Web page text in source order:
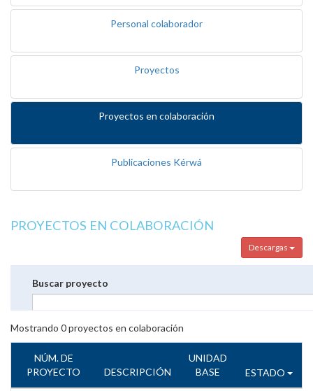
Personal colaborador
Proyectos
Proyectos en colaboración
Publicaciones Kérwá
PROYECTOS EN COLABORACIÓN
Descargas
Buscar proyecto
Mostrando 0proyectos en colaboración
NÚM. DE
PROYECTO
DESCRIPCIÓN
UNIDAD
BASE
ESTADO